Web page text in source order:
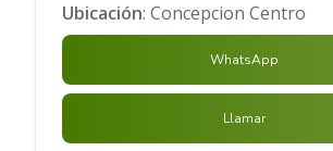
Ubicación: Concepcion Centro
WhatsApp
Llamar